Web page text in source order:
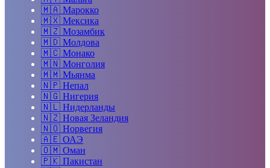
🇲🇦 Марокко
🇲🇽 Мексика
🇲🇿 Мозамбик
🇲🇩 Молдова
🇲🇨 Монако
🇲🇳 Монголия
🇲🇲 Мьянма
🇳🇵 Непал
🇳🇬 Нигерия
🇳🇱 Нидерланды
🇳🇿 Новая Зеландия
🇳🇴 Норвегия
🇦🇪 ОАЭ
🇴🇲 Оман
🇵🇰 Пакистан